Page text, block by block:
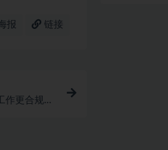
报 链接
作更合规更